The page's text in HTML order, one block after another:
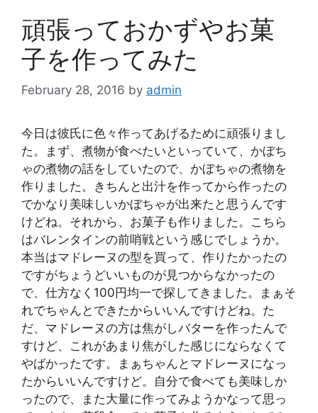
頑張っておかずやお菓
子を作ってみた
February 28, 2016 by admin
今日は彼氏に色々作ってあげるために頑張りまし
た。まず、煮物が食べたいといっていて、かぼち
ゃの煮物の話をしていたので、かぼちゃの煮物を
作りました。きちんと出汁を作ってから作ったの
でかなり美味しいかぼちゃが出来たと思うんです
けどね。それから、お菓子も作りました。こちら
はバレンタインの前哨戦という感じでしょうか。
本当はマドレーヌの型を買って、作りたかったの
ですがちょうどいいものが見つからなかったの
で、仕方なく100円均一で探してきました。まぁそ
れでちゃんとできたからいいんですけどね。た
だ、マドレーヌの方は焦がしバターを作ったんで
すけど、これがあまり焦がした感じにならなくて
やばかったです。まぁちゃんとマドレーヌになっ
たからいいんですけど。自分で食べても美味しか
ったので、また大量に作ってみようかなって思っ